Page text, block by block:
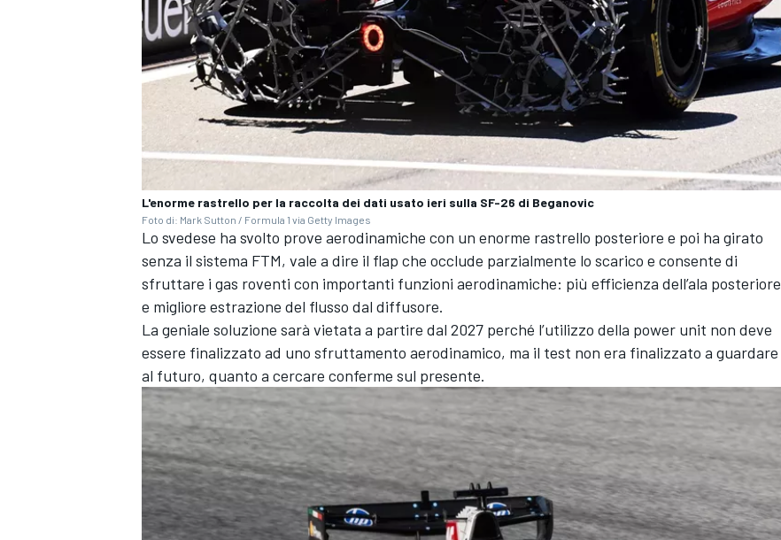
ENDURANCE/GT
L'enorme rastrello per la raccolta dei dati usato ieri sulla SF-26 di Beganovic
Foto di: Mark Sutton / Formula 1 via Getty Images
Lo svedese ha svolto prove aerodinamiche con un enorme rastrello posteriore e poi ha girato
senza il sistema FTM, vale a dire il flap che occlude parzialmente lo scarico e consente di
sfruttare i gas roventi con importanti funzioni aerodinamiche: più efficienza dell’ala posteriore
e migliore estrazione del flusso dal diffusore.
La geniale soluzione sarà vietata a partire dal 2027 perché l’utilizzo della power unit non deve
essere finalizzato ad uno sfruttamento aerodinamico, ma il test non era finalizzato a guardare
al futuro, quanto a cercare conferme sul presente.